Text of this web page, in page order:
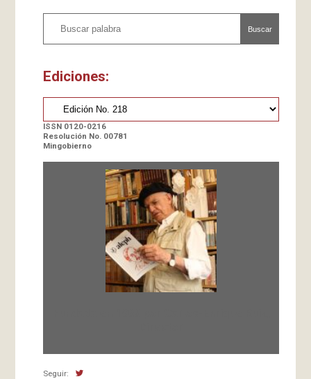
Buscar
Ediciones:
ISSN 0120-0216
Resolución No. 00781
Mingobierno
Seguir: